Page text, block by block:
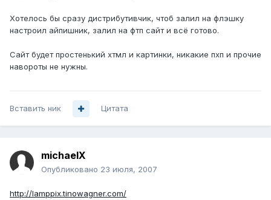
Хотелось бы сразу дистрибутивчик, чтоб залил на флэшку
настроил айпишник, залил на фтп сайт и всё готово.
Сайт будет простенький хтмл и картинки, никакие пхп и прочие
навороты не нужны.
Вставить ник Цитата
michaelX
Опубликовано 23 июля, 2007
http://lamppix.tinowagner.com/